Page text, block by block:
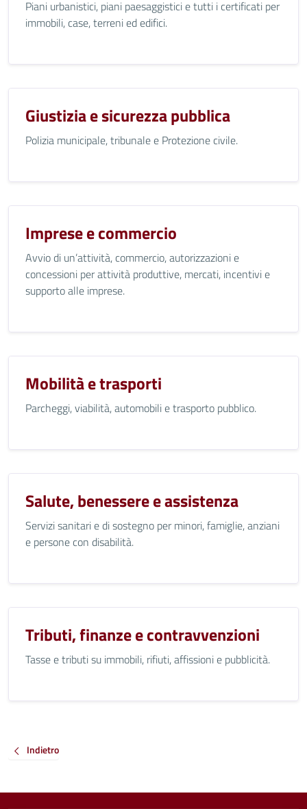
Piani urbanistici, piani paesaggistici e tutti i certificati per
immobili, case, terreni ed edifici.
Giustizia e sicurezza pubblica
Polizia municipale, tribunale e Protezione civile.
Imprese e commercio
Avvio di un’attività, commercio, autorizzazioni e
concessioni per attività produttive, mercati, incentivi e
supporto alle imprese.
Mobilità e trasporti
Parcheggi, viabilità, automobili e trasporto pubblico.
Salute, benessere e assistenza
Servizi sanitari e di sostegno per minori, famiglie, anziani
e persone con disabilità.
Tributi, finanze e contravvenzioni
Tasse e tributi su immobili, rifiuti, affissioni e pubblicità.
Indietro